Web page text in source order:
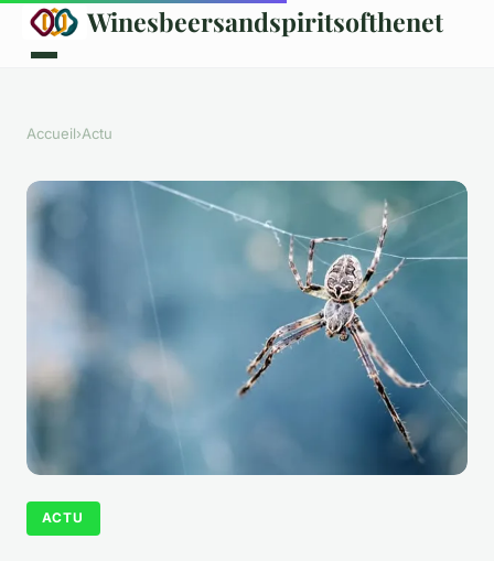
Winesbeersandspiritsofthenet
Accueil›Actu
ACTU